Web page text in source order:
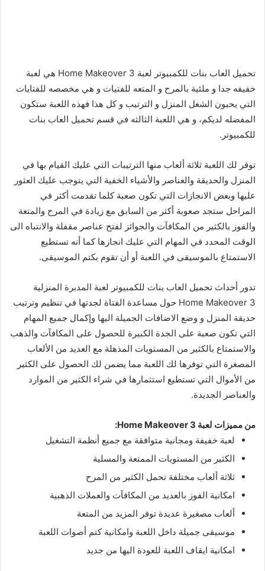
تحميل العاب بنات للكمبيوتر لعبة Home Makeover 3 هي لعبة
خفيفه جدا و ملئية بالمرح و المتعه للفتيات و هي مخصصه للفتايات
التي يحبون الشغل المنزل و الترتيب و كل هذا فهذه اللعبة ستكون
المفضله لديكم، و هي اللعبة الثالثه في قسم تحميل العاب بنات
للكمبيوتر.
توفر لك اللعبة ثلاثة ألعاب منها الترتيبات التي عليك القيام بها في
المنزل والحديقة والعناصر والأشياء الخفية التي يتوجب عليك العثور
عليها وبعض الانجازات التي تكون صعبة كلما تقدمت أكثر في
المراحل ستجد صعوبة أكثر من السابق مع زيادة في المرح والمتعة
والفوز بالكثير من المكافآت والجوائز لفتح عناصر مقفلة والانتباه الى
الوقت المحدد في المهام التي عليك انجازها كما أنه تستطيع
الاستمتاع بالموسيقى في اللعبة أو أن تقوم بكتم الموسيقى.
تدور أحداث تحميل العاب بنات للكمبيوتر لعبة المدبرة المنزلية
Home Makeover 3 حول مساعدة الفتاة لجدتها في تنظيم وترتيب
حديقة المنزل و وضع الاضافات الجميلة اليها وإكمال جميع المهام
التي تكون صعبة على الجدة الكبيرة للحصول على المكافآت والذهب
والاستمتاع بالكثير من المستويات المذهلة مع العديد من الألعاب
المصغرة التي توفرها لك اللعبة مما يضمن لك الحصول على الكثير
من الأموال التي تستطيع استثمارها في شراء الكثير من الموارد
والعناصر الجديدة.
من مميزات لعبة Home Makeover 3:
لعبة خفيفة ومجانية متوافقة مع جميع أنظمة التشغيل
الكثير من المستويات الممتعة والمسلية
ثلاثة ألعاب مختلفة تحمل الكثير من المرح
امكانية الفوز بالعديد من المكافآت والعملات الذهبية
ألعاب مصغيرة عديدة توفر المزيد من المتعة
موسيقى جميلة داخل اللعبة وامكانية كتم أصوات اللعبة
امكانية ايقاف اللعبة للعودة اليها من جديد